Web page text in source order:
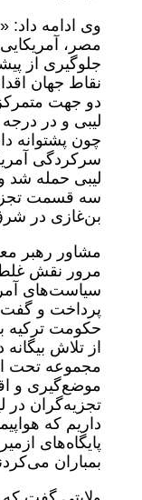
وی ادامه داد:
مصر،
جلوگیری از
نقاط جهان
دو جهت
لیبی و در
چون پشتوانه
سرکردگی
لیبی حمله شد
سه قسمت
بن‌غازی در
مشاور رهبر
مرور نقش غلط
سیاست‌های
پرداخت و
حکومت ترکیه
از تلاش
مجموعه تحت
موضع‌گیری و
تجزیه‌گران در
داریم که
پایگاه‌های
بمباران